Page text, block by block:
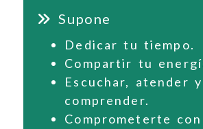
Supone
Dedicar tu tiempo.
Compartir tu
Escuchar, atender y
comprender.
Comprometerte